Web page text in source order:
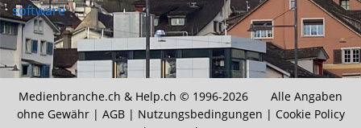
Medienbranche.ch & Help.ch © 1996-2026 Alle Angaben
ohne Gewähr | AGB| Nutzungsbedingungen | Cookie Policy